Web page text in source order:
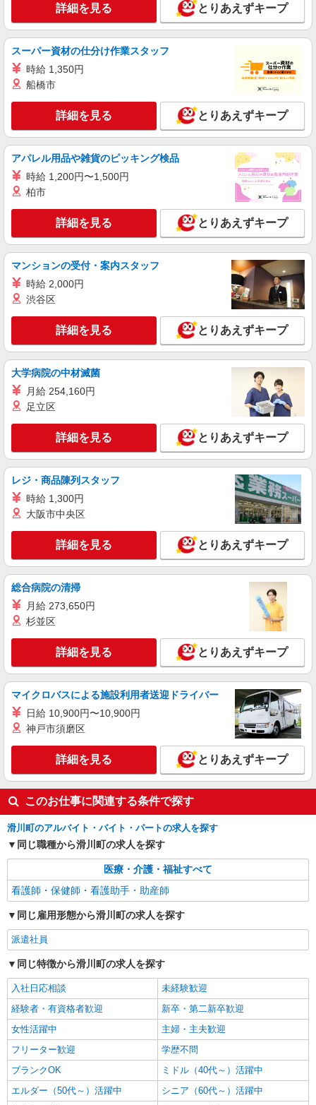
詳細を見る とりあえずキープ
スーパー資材の仕分け作業スタッフ
時給 1,350円
船橋市
詳細を見る とりあえずキープ
アパレル用品や雑貨のピッキング検品
時給 1,200円〜1,500円
柏市
詳細を見る とりあえずキープ
マンションの受付・案内スタッフ
時給 2,000円
渋谷区
詳細を見る とりあえずキープ
大学病院の中材滅菌
月給 254,160円
足立区
詳細を見る とりあえずキープ
レジ・商品陳列スタッフ
時給 1,300円
大阪市中央区
詳細を見る とりあえずキープ
総合病院の清掃
月給 273,650円
杉並区
詳細を見る とりあえずキープ
マイクロバスによる施設利用者送迎ドライバー
日給 10,900円〜10,900円
神戸市須磨区
詳細を見る とりあえずキープ
このお仕事に関連する条件で探す
滑川町のアルバイト・バイト・パートの求人を探す
同じ職種から滑川町の求人を探す
医療・介護・福祉すべて
看護師・保健師・看護助手・助産師
同じ雇用形態から滑川町の求人を探す
派遣社員
同じ特徴から滑川町の求人を探す
入社日応相談
未経験歓迎
経験者・有資格者歓迎
新卒・第二新卒歓迎
女性活躍中
主婦・主夫歓迎
フリーター歓迎
学歴不問
ブランクOK
ミドル（40代～）活躍中
エルダー（50代～）活躍中
シニア（60代～）活躍中